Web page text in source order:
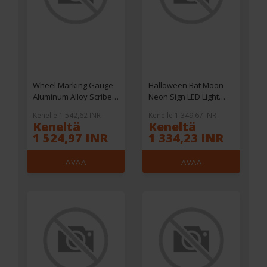
Wheel Marking Gauge
Aluminum Alloy Scribe
Drawing Mortise
Scribing for
Woodworking Projects
Kenelle 1 542,62 INR
Keneltä
1 524,97 INR
AVAA
Halloween Bat Moon
Neon Sign LED Light
Powered IP42
Waterproof Festive
Wall and Table Decor
Kenelle 1 349,67 INR
Keneltä
1 334,23 INR
AVAA